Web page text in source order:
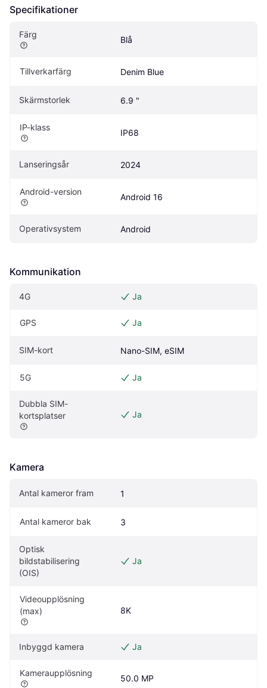
Specifikationer
Färg
Blå
Tillverkarfärg Denim Blue
Skärmstorlek 6.9 "
IP-klass
IP68
Lanseringsår 2024
Android-version
Android 16
Operativsystem Android
Kommunikation
4G Ja
GPS Ja
SIM-kort Nano-SIM, eSIM
5G Ja
Dubbla SIM-
kortsplatser
Ja
Kamera
Antal kameror fram 1
Antal kameror bak 3
Optisk
bildstabilisering
(OIS)
Ja
Videoupplösning
(max)
8K
Inbyggd kamera Ja
Kameraupplösning
50.0 MP